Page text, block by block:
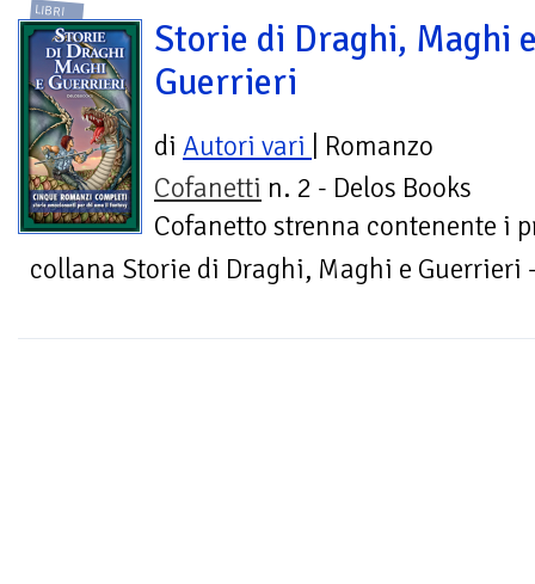
LIBRI
Storie di Draghi, Maghi
Guerrieri
di Autori vari
| Romanzo
Cofanetti n. 2 - Delos Books
Cofanetto strenna contenente i
collana Storie di Draghi, Maghi e